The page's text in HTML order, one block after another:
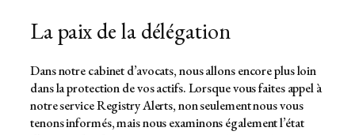
La paix de la délégation
Dans notre cabinet d’avocats, nous allons encore plus loin
dans la protection de vos actifs. Lorsque vous faites appel à
notre service Registry Alerts, non seulement nous vous
tenons informés, mais nous examinons également l’état